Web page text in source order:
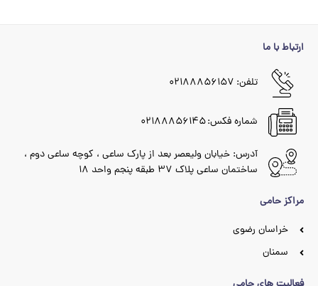
ارتباط با ما
تلفن: ۰۲۱۸۸۸۵۶۱۵۷
شماره فکس: ۰۲۱۸۸۸۵۶۱۴۵
آدرس: خیابان ولیعصر بعد از پارک ساعی ، کوچه ساعی دوم ،
ساختمان ساعی پلاک ۳۷ طبقه پنجم واحد ۱۸
مراکز حامی
خراسان رضوی
سمنان